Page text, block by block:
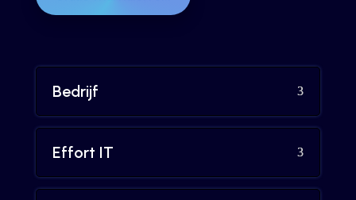
Bedrijf
Effort IT